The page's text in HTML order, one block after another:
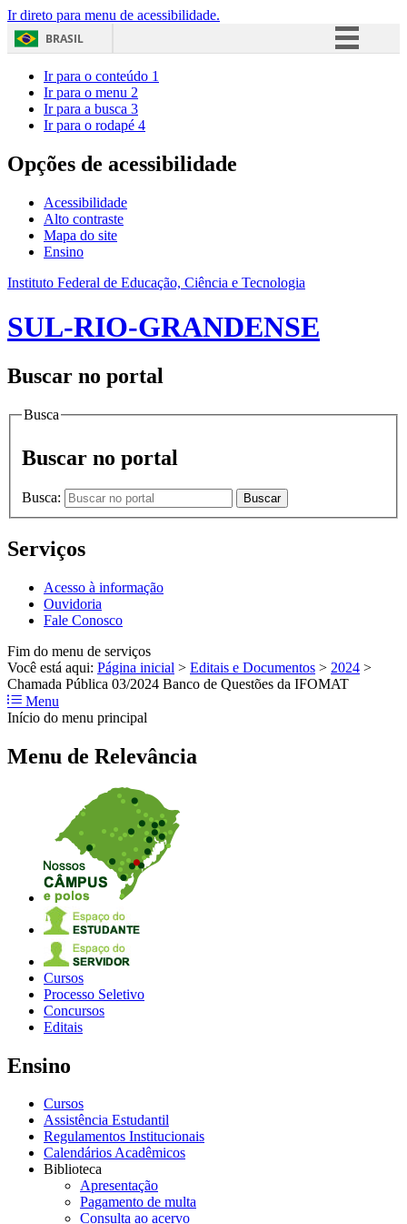
Ir direto para menu de acessibilidade.
BRASIL
Acesso à informação
Ir para o conteúdo 1
Ir para o menu 2
Ir para a busca 3
Ir para o rodapé 4
Opções de acessibilidade
Acessibilidade
Alto contraste
Mapa do site
Ensino
Instituto Federal de Educação, Ciência e Tecnologia
SUL-RIO-GRANDENSE
Buscar no portal
Busca
Buscar no portal
Busca: Buscar
Serviços
Acesso à informação
Ouvidoria
Fale Conosco
Fim do menu de serviços
Você está aqui: Página inicial > Editais e Documentos > 2024 >
Chamada Pública 03/2024 Banco de Questões da IFOMAT
Menu
Início do menu principal
Menu de Relevância
Cursos
Processo Seletivo
Concursos
Editais
Ensino
Cursos
Assistência Estudantil
Regulamentos Institucionais
Calendários Acadêmicos
Biblioteca
Apresentação
Pagamento de multa
Consulta ao acervo